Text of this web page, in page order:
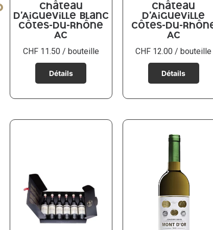
Château
d’Aigueville blanc
Côtes-du-Rhône
AC
CHF11.50 / bouteille
Château
d’Aigueville
Côtes-du-
AC
CHF 12.00 / bouteille